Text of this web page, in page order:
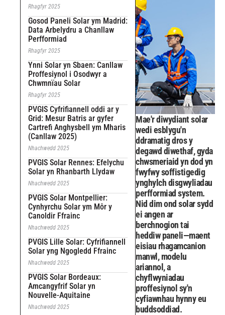
Rhagfyr 2025
Gosod Paneli Solar ym Madrid:
Data Arbelydru a Chanllaw
Perfformiad
Rhagfyr 2025
Ynni Solar yn Sbaen: Canllaw
Proffesiynol i Osodwyr a
Chwmnïau Solar
Rhagfyr 2025
PVGIS Cyfrifiannell oddi ar y
Grid: Mesur Batris ar gyfer
Cartrefi Anghysbell ym Mharis
(Canllaw 2025)
Nhachwedd 2025
PVGIS Solar Rennes: Efelychu
Solar yn Rhanbarth Llydaw
Nhachwedd 2025
PVGIS Solar Montpellier:
Cynhyrchu Solar ym Môr y
Canoldir Ffrainc
Nhachwedd 2025
PVGIS Lille Solar: Cyfrifiannell
Solar yng Ngogledd Ffrainc
Nhachwedd 2025
PVGIS Solar Bordeaux:
Amcangyfrif Solar yn
Nouvelle-Aquitaine
Nhachwedd 2025
Mae'r diwydiant solar
wedi esblygu'n
ddramatig dros y
degawd diwethaf, gyda
chwsmeriaid yn dod yn
fwyfwy soffistigedig
ynghylch disgwyliadau
perfformiad system.
Nid dim ond solar sydd
ei angen ar
berchnogion tai
heddiw paneli—maent
eisiau rhagamcanion
manwl, modelu
ariannol, a
chyflwyniadau
proffesiynol sy'n
cyfiawnhau hynny eu
buddsoddiad.